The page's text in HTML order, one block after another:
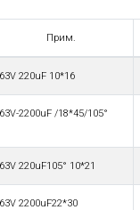
Прим.
63V 220uF 10*16
63V-2200uF /18*45/105°
63V 220uF105° 10*21
63V 2200uF22*30